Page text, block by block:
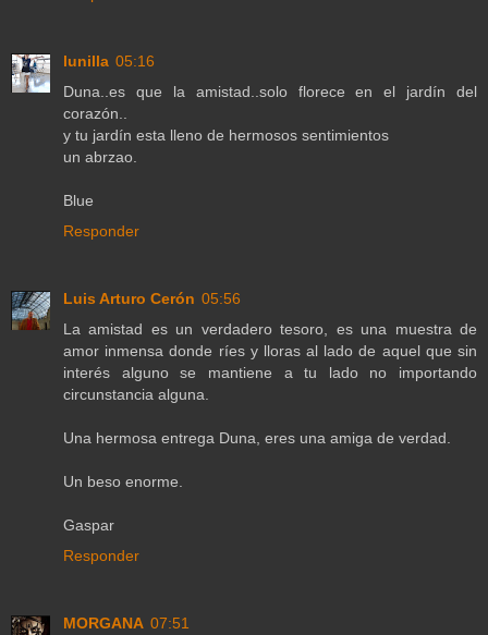
lunilla 05:16
Duna..es que la amistad..solo florece en el jardín del
corazón..
y tu jardín esta lleno de hermosos sentimientos
un abrzao.
Blue
Responder
Luis Arturo Cerón 05:56
La amistad es un verdadero tesoro, es una muestra de
amor inmensa donde ríes y lloras al lado de aquel que sin
interés alguno se mantiene a tu lado no importando
circunstancia alguna.
Una hermosa entrega Duna, eres una amiga de verdad.
Un beso enorme.
Gaspar
Responder
MORGANA 07:51